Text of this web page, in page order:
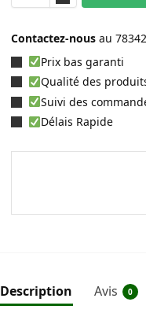
Contactez-nous au
Prix bas garanti
Qualité des
Suivi des
Délais Rapide
Description Avis 0